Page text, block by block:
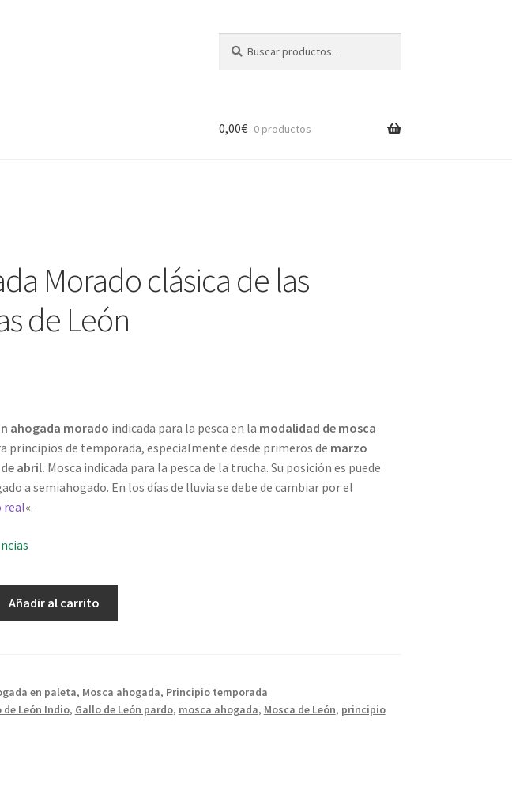
por:
0,00€ 0 productos
Morado clásica de las
de León
ahogada morado indicada para la pesca en la modalidad de mosca
principios de temporada, especialmente desde primeros de marzo
abril. Mosca indicada para la pesca de la trucha. Su posición es puede
a semiahogado. En los días de lluvia se debe de cambiar por el
real«.
Añadir al carrito
en paleta, Mosca ahogada, Principio temporada
de León Indio, Gallo de León pardo, mosca ahogada, Mosca de León, principio